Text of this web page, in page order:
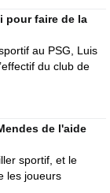
pour faire de la
au PSG, Luis
du club de
de l'aide
sportif, et le
les joueurs